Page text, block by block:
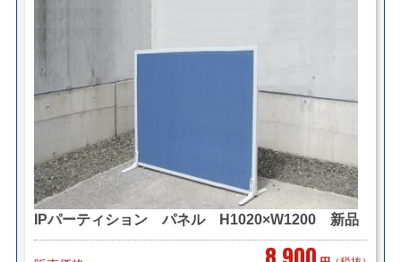
IPパーティション パネル H1020×W1200 新品